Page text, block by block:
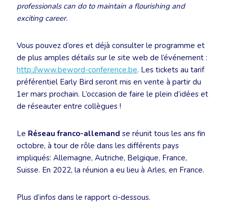
professionals can do to maintain a flourishing and
exciting career.
Vous pouvez d’ores et déjà consulter le programme et
de plus amples détails sur le site web de l’événement :
http://www.beword-conference.be. Les tickets au tarif
préférentiel Early Bird seront mis en vente à partir du
1er mars prochain. L’occasion de faire le plein d’idées et
de réseauter entre collègues !
Le Réseau franco-allemand se réunit tous les ans fin
octobre, à tour de rôle dans les différents pays
impliqués: Allemagne, Autriche, Belgique, France,
Suisse. En 2022, la réunion a eu lieu à Arles, en France.
Plus d’infos dans le rapport ci-dessous.